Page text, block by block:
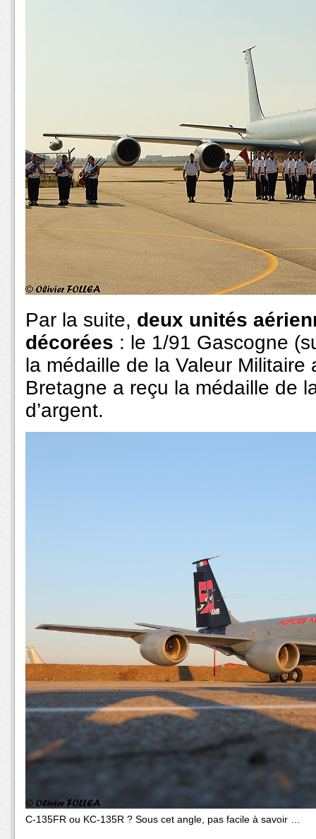
Par la suite, deux unités
décorées : le 1/91 Gascogne
la médaille de la Valeur
Bretagne a reçu la médaille de
d’argent.
C-135FR ou KC-135R ? Sous cet angle, pas facile à savoir …